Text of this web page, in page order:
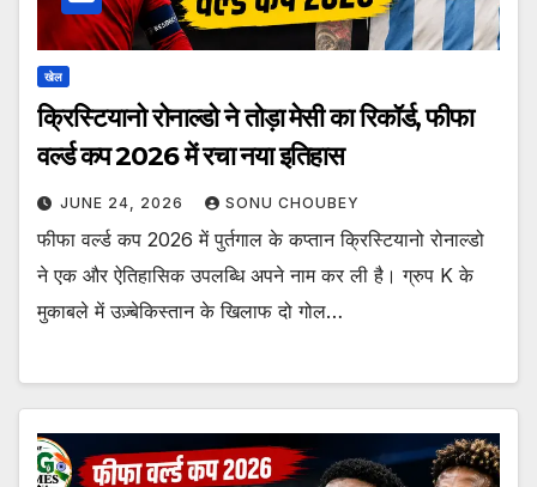
खेल
क्रिस्टियानो रोनाल्डो ने तोड़ा मेसी का रिकॉर्ड, फीफा
वर्ल्ड कप 2026 में रचा नया इतिहास
JUNE 24, 2026 SONU CHOUBEY
फीफा वर्ल्ड कप 2026 में पुर्तगाल के कप्तान क्रिस्टियानो रोनाल्डो
ने एक और ऐतिहासिक उपलब्धि अपने नाम कर ली है। ग्रुप K के
मुकाबले में उज़्बेकिस्तान के खिलाफ दो गोल…